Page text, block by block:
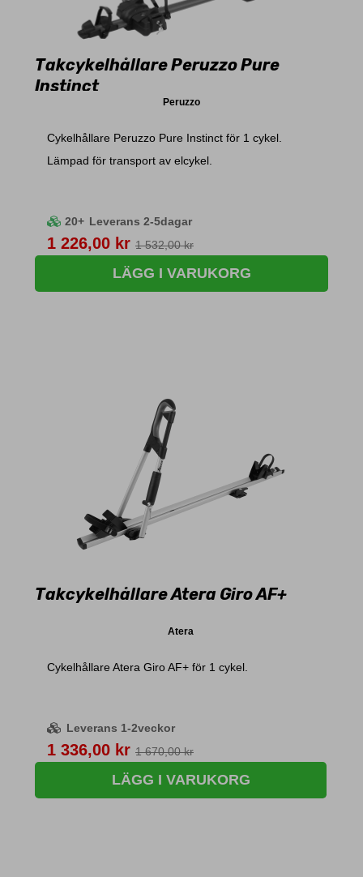
Takcykelhållare Peruzzo Pure
Instinct
Peruzzo
Cykelhållare Peruzzo Pure Instinct för 1 cykel.
Lämpad för transport av elcykel.
20+ Leverans 2-5dagar
Pris
1 226,00 kr 1 532,00 kr
LÄGG I VARUKORG
Takcykelhållare Atera Giro AF+
Atera
Cykelhållare Atera Giro AF+ för 1 cykel.
Leverans 1-2veckor
Pris
1 336,00 kr 1 670,00 kr
LÄGG I VARUKORG